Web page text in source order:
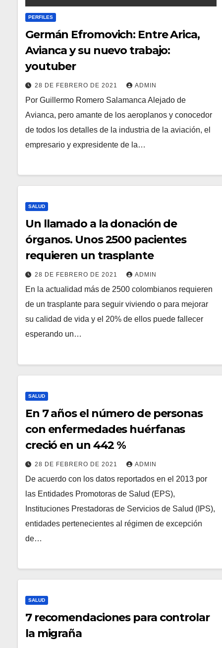
PERFILES
Germán Efromovich: Entre Arica,
Avianca y su nuevo trabajo:
youtuber
28 DE FEBRERO DE 2021 ADMIN
Por Guillermo Romero Salamanca Alejado de
Avianca, pero amante de los aeroplanos y conocedor
de todos los detalles de la industria de la aviación, el
empresario y expresidente de la…
SALUD
Un llamado a la donación de
órganos. Unos 2500 pacientes
requieren un trasplante
28 DE FEBRERO DE 2021 ADMIN
En la actualidad más de 2500 colombianos requieren
de un trasplante para seguir viviendo o para mejorar
su calidad de vida y el 20% de ellos puede fallecer
esperando un…
SALUD
En 7 años el número de personas
con enfermedades huérfanas
creció en un 442 %
28 DE FEBRERO DE 2021 ADMIN
De acuerdo con los datos reportados en el 2013 por
las Entidades Promotoras de Salud (EPS),
Instituciones Prestadoras de Servicios de Salud (IPS),
entidades pertenecientes al régimen de excepción
de…
SALUD
7 recomendaciones para controlar
la migraña